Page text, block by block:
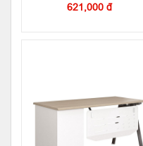
621,000 đ